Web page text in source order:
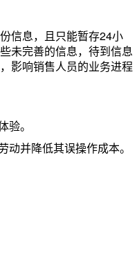
信息，且只能暂存24小
未完善的信息，待到信息
影响销售人员的业务进程
。
并降低其误操作成本。